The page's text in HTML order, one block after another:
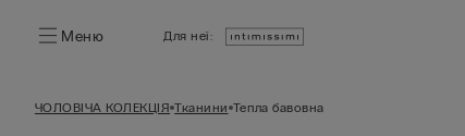
Меню Для неї:
ЧОЛОВІЧА КОЛЕКЦІЯ Тканини Тепла бавовна